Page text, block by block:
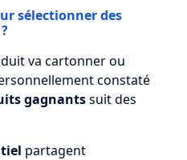
sélectionner des
va cartonner ou
constaté
gagnantssuit des
partagent